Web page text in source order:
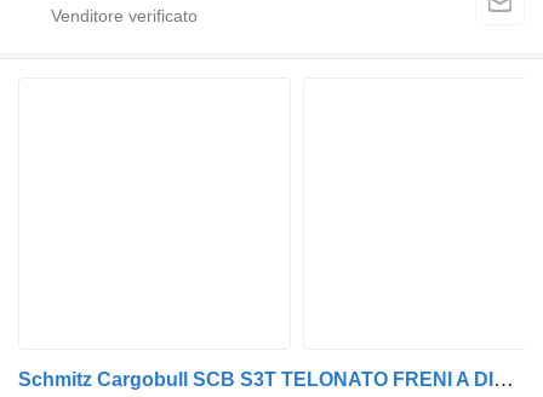
Schmitz Cargobull SCB S3T TELONATO FRENI A DISCO REVISIONE OK